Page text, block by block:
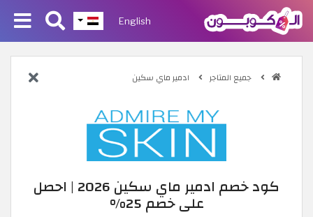
English
جميع المتاجر ادمير ماي سكين
كود خصم ادمير ماي سكين 2026 | احصل
على خصم 25%